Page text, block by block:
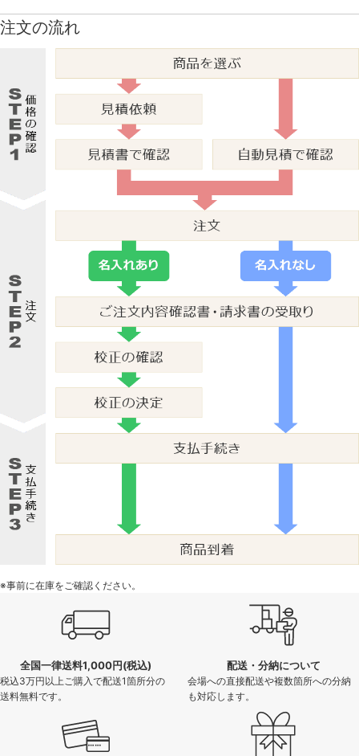
注文の流れ
※事前に在庫をご確認ください。
全国一律送料1,000円(税込)
税込3万円以上ご購入で配送1箇所分の
送料無料です。
配送・分納について
会場への直接配送や複数箇所への分納
も対応します。